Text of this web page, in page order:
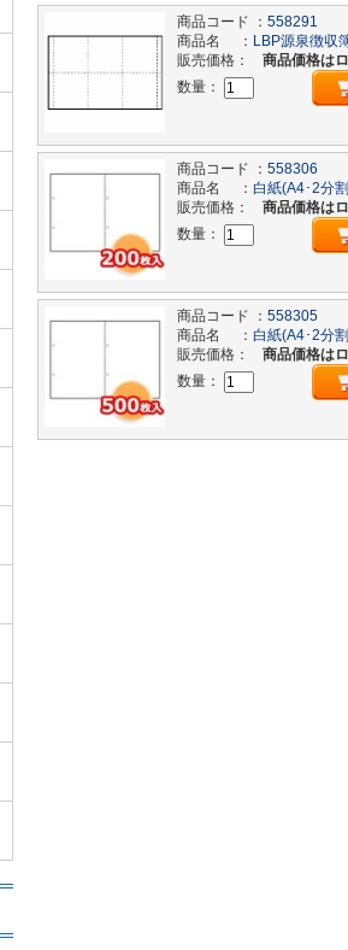
商品コード ： 558291
商品名 ： LBP源泉徴収
販売価格：
商品価格は
数量：
商品コード ： 558306
商品名 ： 白紙(A4･2分
販売価格：
商品価格は
数量：
商品コード ： 558305
商品名 ： 白紙(A4･2分
販売価格：
商品価格は
数量：